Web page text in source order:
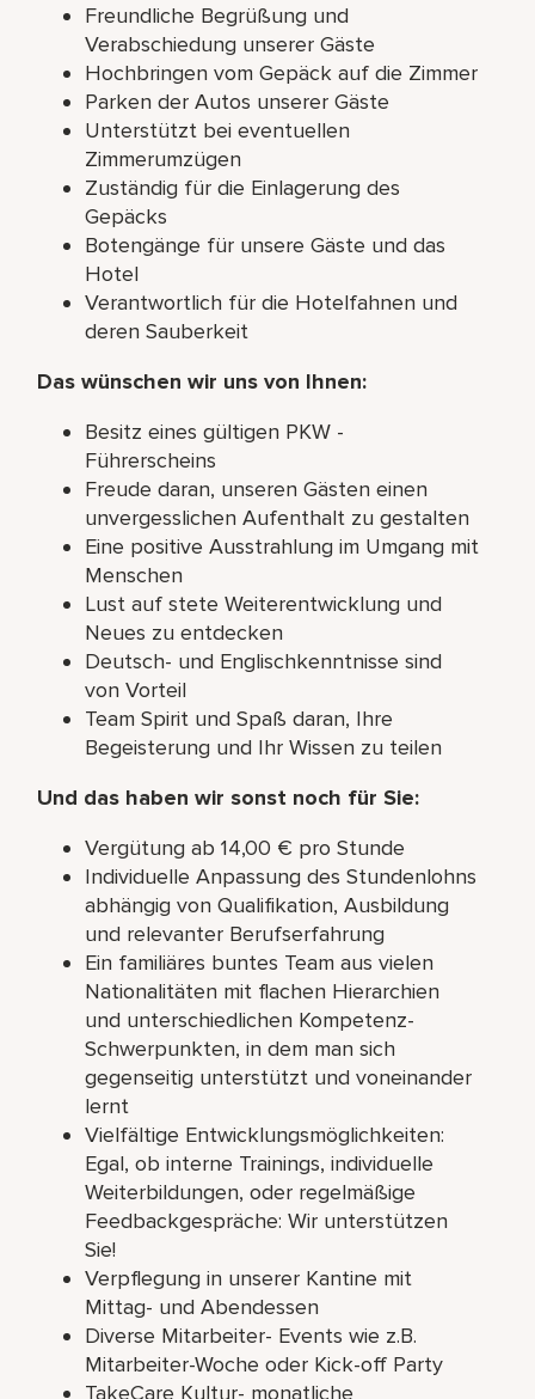
Freundliche Begrüßung und
Verabschiedung unserer Gäste
Hochbringen vom Gepäck auf die Zimmer
Parken der Autos unserer Gäste
Unterstützt bei eventuellen
Zimmerumzügen
Zuständig für die Einlagerung des
Gepäcks
Botengänge für unsere Gäste und das
Hotel
Verantwortlich für die Hotelfahnen und
deren Sauberkeit
Das wünschen wir uns von Ihnen:
Besitz eines gültigen PKW -
Führerscheins
Freude daran, unseren Gästen einen
unvergesslichen Aufenthalt zu gestalten
Eine positive Ausstrahlung im Umgang mit
Menschen
Lust auf stete Weiterentwicklung und
Neues zu entdecken
Deutsch- und Englischkenntnisse sind
von Vorteil
Team Spirit und Spaß daran, Ihre
Begeisterung und Ihr Wissen zu teilen
Und das haben wir sonst noch für Sie:
Vergütung ab 14,00 € pro Stunde
Individuelle Anpassung des Stundenlohns
abhängig von Qualifikation, Ausbildung
und relevanter Berufserfahrung
Ein familiäres buntes Team aus vielen
Nationalitäten mit flachen Hierarchien
und unterschiedlichen Kompetenz-
Schwerpunkten, in dem man sich
gegenseitig unterstützt und voneinander
lernt
Vielfältige Entwicklungsmöglichkeiten:
Egal, ob interne Trainings, individuelle
Weiterbildungen, oder regelmäßige
Feedbackgespräche: Wir unterstützen
Sie!
Verpflegung in unserer Kantine mit
Mittag- und Abendessen
Diverse Mitarbeiter- Events wie z.B.
Mitarbeiter-Woche oder Kick-off Party
TakeCare Kultur- monatliche